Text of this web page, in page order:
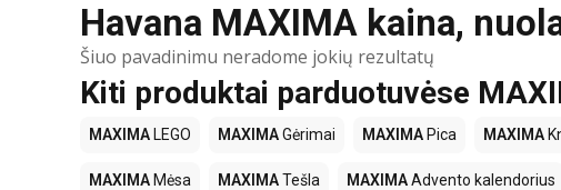
Havana MAXIMA kaina,
Šiuo pavadinimu neradome jokių rezultatų
Kiti produktai parduotuvėse
MAXIMA LEGO MAXIMAGėrimai MAXIMA Pica MAXIMA
MAXIMA Mėsa MAXIMATešla MAXIMAAdvento kalendorius